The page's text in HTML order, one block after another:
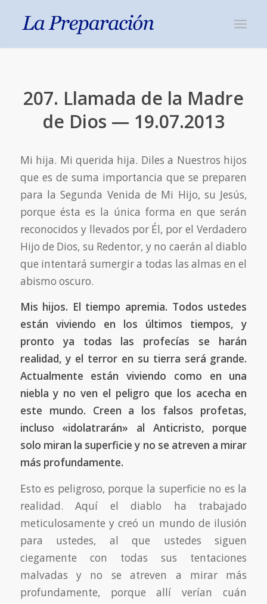
207. Llamada de la Madre
de Dios — 19.07.2013
Mi hija. Mi querida hija. Diles a Nuestros hijos
que es de suma importancia que se preparen
para la Segunda Venida de Mi Hijo, su Jesús,
porque ésta es la única forma en que serán
reconocidos y llevados por Él, por el Verdadero
Hijo de Dios, su Redentor, y no caerán al diablo
que intentará sumergir a todas las almas en el
abismo oscuro.
Mis hijos. El tiempo apremia. Todos ustedes
están viviendo en los últimos tiempos, y
pronto ya todas las profecías se harán
realidad, y el terror en su tierra será grande.
Actualmente están viviendo como en una
niebla y no ven el peligro que los acecha en
este mundo. Creen a los falsos profetas,
incluso «idolatrarán» al Anticristo, porque
solo miran la superficie y no se atreven a mirar
más profundamente.
Esto es peligroso, porque la superficie no es la
realidad. Aquí el diablo ha trabajado
meticulosamente y creó un mundo de ilusión
para ustedes, al que ustedes siguen
ciegamente con todas sus tentaciones
malvadas y no se atreven a mirar más
profundamente, porque allí verían cuán